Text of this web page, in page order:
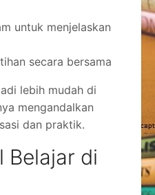
untuk menjelaskan
secara bersama
lebih mudah di
mengandalkan
dan praktik.
Belajar di